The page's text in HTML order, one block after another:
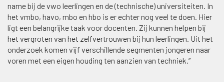
name bij de vwo leerlingen en de (technische) universiteiten. In
het vmbo, havo, mbo en hbo is er echter nog veel te doen. Hier
ligt een belangrijke taak voor docenten. Zij kunnen helpen bij
het vergroten van het zelfvertrouwen bij hun leerlingen. Uit het
onderzoek komen vijf verschillende segmenten jongeren naar
voren met een eigen houding ten aanzien van techniek.”